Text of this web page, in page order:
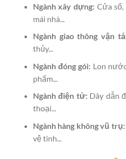
Ngành xây dựng: Cửa sổ,
mái nhà...
Ngành giao thông vận
thủy...
Ngành đóng gói: Lon
phẩm...
Ngành điện tử:Dây dẫn
thoại...
Ngành hàng không vũ trụ:
vệ tinh...